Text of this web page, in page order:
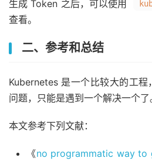
生成 Token 之后，可以使用
查看。
二、参考和总结
Kubernetes 是一个比较大的工
问题，只能是遇到一个解决一个了
本文参考下列文献：
《no programmatic way to